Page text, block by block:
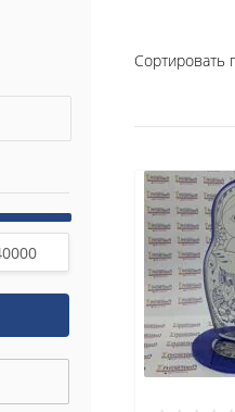
Сортировать